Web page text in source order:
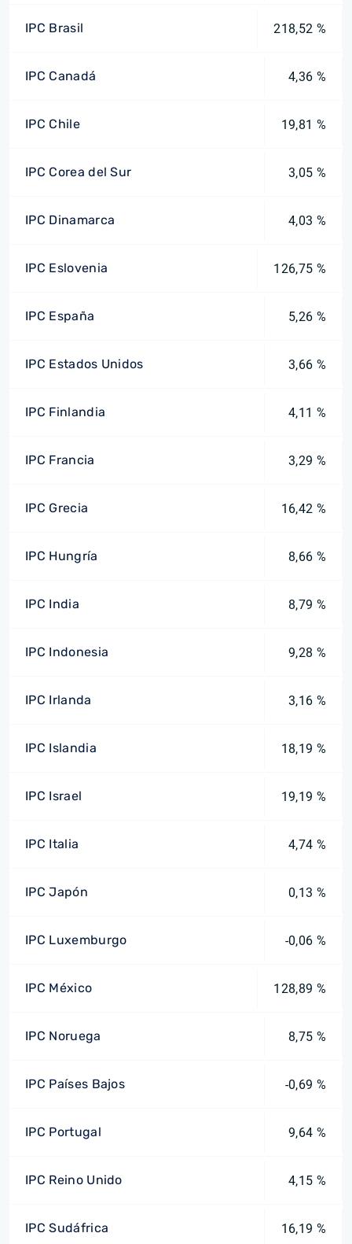
IPC Brasil 218,52 %
IPC Canadá 4,36 %
IPC Chile 19,81 %
IPC Corea del Sur 3,05 %
IPC Dinamarca 4,03 %
IPC Eslovenia 126,75 %
IPC España 5,26 %
IPC Estados Unidos 3,66 %
IPC Finlandia 4,11 %
IPC Francia 3,29 %
IPC Grecia 16,42 %
IPC Hungría 8,66 %
IPC India 8,79 %
IPC Indonesia 9,28 %
IPC Irlanda 3,16 %
IPC Islandia 18,19 %
IPC Israel 19,19 %
IPC Italia 4,74 %
IPC Japón 0,13 %
IPC Luxemburgo -0,06 %
IPC México 128,89 %
IPC Noruega 8,75 %
IPC Países Bajos -0,69 %
IPC Portugal 9,64 %
IPC Reino Unido 4,15 %
IPC Sudáfrica 16,19 %